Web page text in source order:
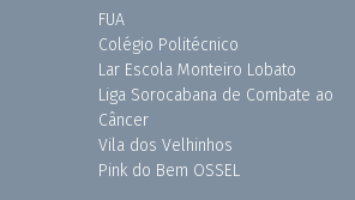
FUA
Colégio Politécnico
Lar Escola Monteiro Lobato
Liga Sorocabana de Combate ao
Câncer
Vila dos Velhinhos
Pink do Bem OSSEL